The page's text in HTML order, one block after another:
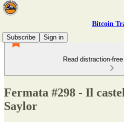
Bitcoin
Subscribe
Sign in
Read distraction-
Fermata #298 - Il
Saylor